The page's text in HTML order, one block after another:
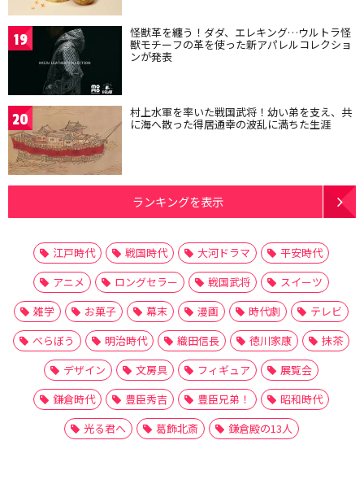
19 怪獣革を纏う！ダダ、エレキング…ウルトラ怪
獣モチーフの革を使った新アパレルコレクショ
ンが発表
20 村上水軍を率いた戦国武将！幼い弟を支え、共
に海へ散った得居通幸の波乱に満ちた生涯
ランキングを表示
江戸時代 戦国時代 大河ドラマ
平安時代
アニメ
ロングセラー 戦国武将
スイーツ
雑学
お菓子 幕末 漫画 時代劇
テレビ
べらぼう
明治時代 織田信長 徳川家康
抹茶
デザイン
文房具 フィギュア
展覧会
鎌倉時代
豊臣秀吉 豊臣兄弟！
昭和時代
光る君へ
葛飾北斎 鎌倉殿の13人